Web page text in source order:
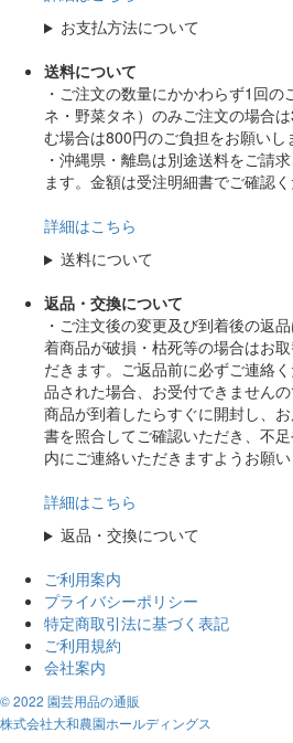
お支払方法について
送料について
・ご注文の数量にかかわらず1回
ネ・野菜タネ）のみご注文の場合
む場合は800円のご負担をお願いし
・沖縄県・離島は別途送料をご請
ます。金額は受注明細書でご確認く
詳細はこちら
送料について
返品・交換について
・ご注文後の変更及び到着後の返
着商品が破損・枯死等の場合はお
だきます。ご返品前に必ずご連絡
品された場合、お受付できませんの
商品が到着したらすぐに開封し、
書を照合してご確認いただき、不
内にご連絡いただきますようお願い
詳細はこちら
返品・交換について
ご利用案内
プライバシーポリシー
特定商取引法に基づく表記
ご利用規約
会社案内
© 2022 園芸用品の通販
株式会社大和農園ホールディングス